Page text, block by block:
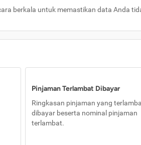
berkala untuk memastikan data Anda
Pinjaman Terlambat Dibayar
Ringkasan pinjaman yang
dibayar beserta nominal pinjaman
terlambat.